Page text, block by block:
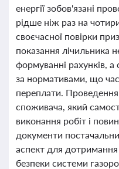
енергії зобов'язані
рідше ніж раз на
своєчасної повірки
показання лічильника
формуванні рахунків,
за нормативами, що
переплати. Проведення
споживача, який
виконання робіт і
документи
аспект для
безпеки системи